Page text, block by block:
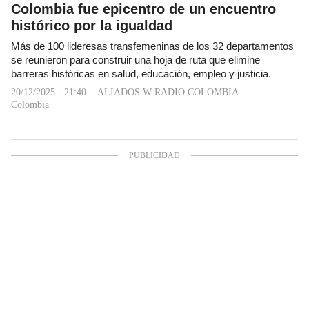
Colombia fue epicentro de un encuentro
histórico por la igualdad
Más de 100 lideresas transfemeninas de los 32 departamentos
se reunieron para construir una hoja de ruta que elimine
barreras históricas en salud, educación, empleo y justicia.
20/12/2025 - 21:40
ALIADOS W RADIO COLOMBIA
Colombia